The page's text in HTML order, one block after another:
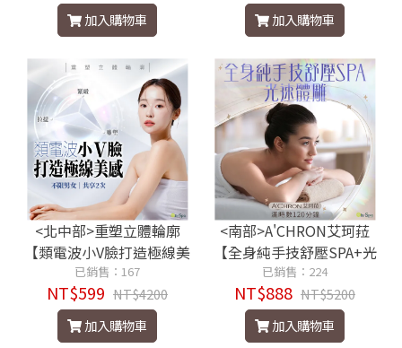
加入購物車
加入購物車
<北中部>重塑立體輪廓
【類電波小V臉打造極線美
感】2次599元
已銷售：167
NT$599 NT$4200
加入購物車
<南部>A'CHRON艾珂菈
【全身純手技舒壓SPA+光
速體雕】滿時數120分鐘88
8元
已銷售：224
NT$888 NT$5200
加入購物車